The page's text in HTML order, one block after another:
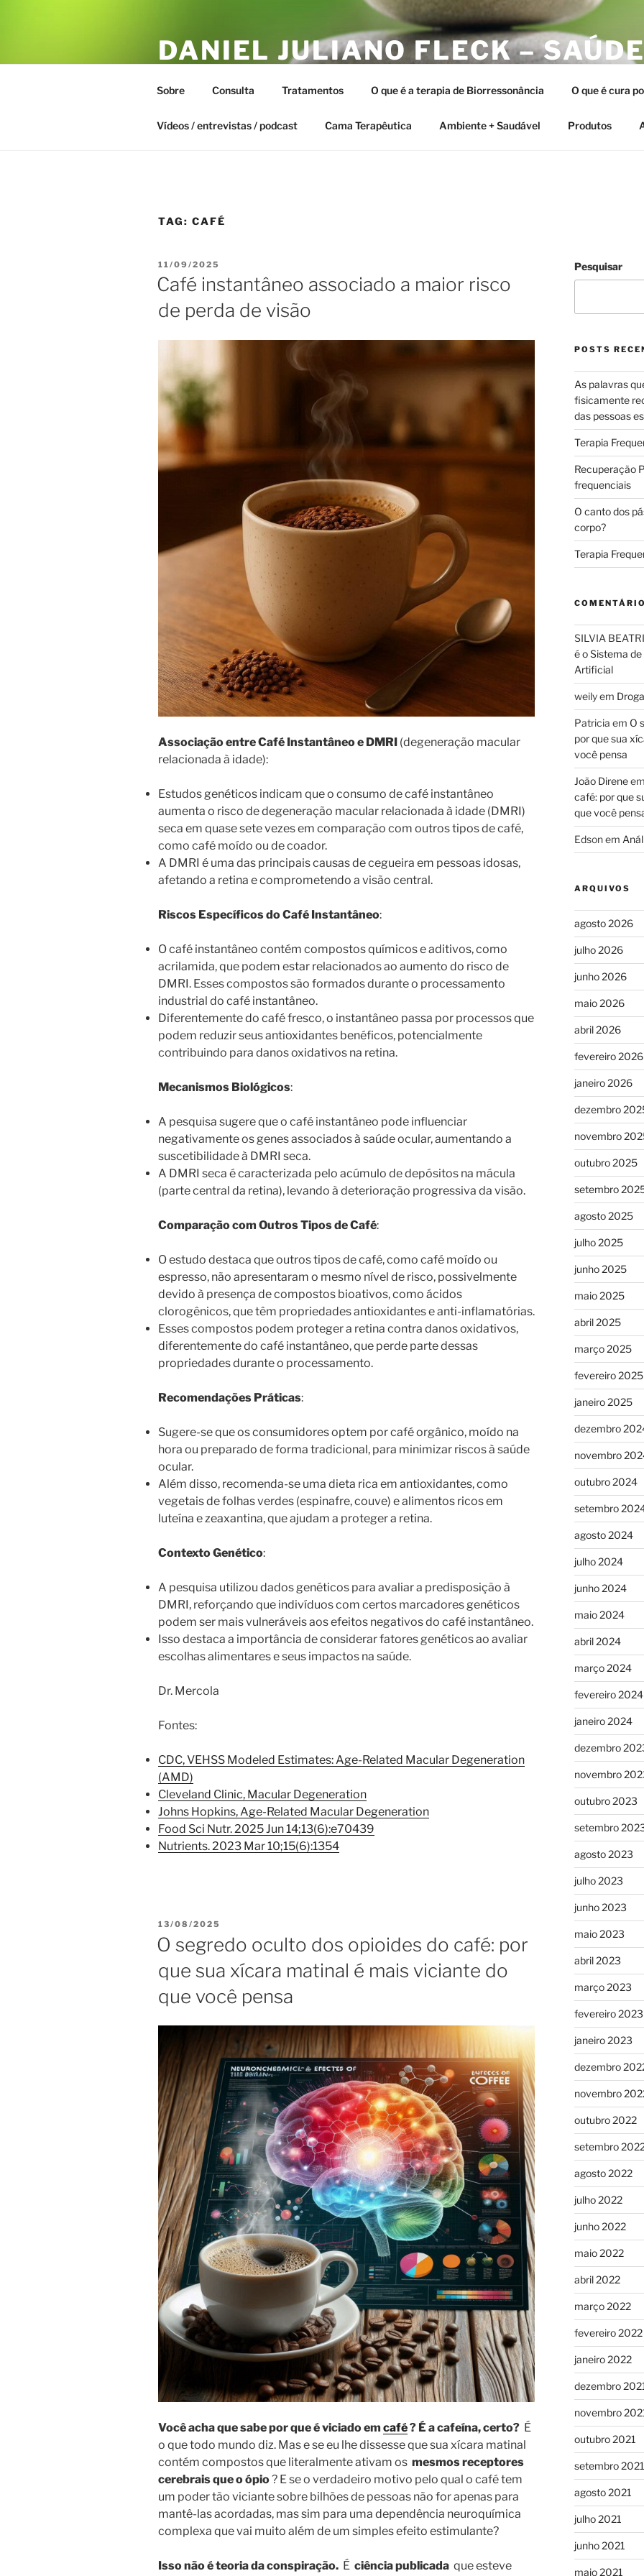
DANIEL JULIANO FLECK –
ESTAR – TERAPIAS
Sobre Consulta Tratamentos O que é a terapia de Biorressonância O que é cura
Vídeos / entrevistas / podcast Cama Terapêutica Ambiente + Saudável Produtos
TAG: CAFÉ
PUBLICADO
EM
11/09/2025
Café instantâneo associado a maior risco
de perda de visão
Associação entre Café Instantâneo e DMRI (degeneração macular
relacionada à idade):
Estudos genéticos indicam que o consumo de café instantâneo
aumenta o risco de degeneração macular relacionada à idade (DMRI)
seca em quase sete vezes em comparação com outros tipos de café,
como café moído ou de coador.
A DMRI é uma das principais causas de cegueira em pessoas idosas,
afetando a retina e comprometendo a visão central.
Riscos Específicos do Café Instantâneo:
O café instantâneo contém compostos químicos e aditivos, como
acrilamida, que podem estar relacionados ao aumento do risco de
DMRI. Esses compostos são formados durante o processamento
industrial do café instantâneo.
Diferentemente do café fresco, o instantâneo passa por processos que
podem reduzir seus antioxidantes benéficos, potencialmente
contribuindo para danos oxidativos na retina.
Mecanismos Biológicos:
A pesquisa sugere que o café instantâneo pode influenciar
negativamente os genes associados à saúde ocular, aumentando a
suscetibilidade à DMRI seca.
A DMRI seca é caracterizada pelo acúmulo de depósitos na mácula
(parte central da retina), levando à deterioração progressiva da visão.
Comparação com Outros Tipos de Café:
O estudo destaca que outros tipos de café, como café moído ou
espresso, não apresentaram o mesmo nível de risco, possivelmente
devido à presença de compostos bioativos, como ácidos
clorogênicos, que têm propriedades antioxidantes e anti-inflamatórias.
Esses compostos podem proteger a retina contra danos oxidativos,
diferentemente do café instantâneo, que perde parte dessas
propriedades durante o processamento.
Recomendações Práticas:
Sugere-se que os consumidores optem por café orgânico, moído na
hora ou preparado de forma tradicional, para minimizar riscos à saúde
ocular.
Além disso, recomenda-se uma dieta rica em antioxidantes, como
vegetais de folhas verdes (espinafre, couve) e alimentos ricos em
luteína e zeaxantina, que ajudam a proteger a retina.
Contexto Genético:
A pesquisa utilizou dados genéticos para avaliar a predisposição à
DMRI, reforçando que indivíduos com certos marcadores genéticos
podem ser mais vulneráveis aos efeitos negativos do café instantâneo.
Isso destaca a importância de considerar fatores genéticos ao avaliar
escolhas alimentares e seus impactos na saúde.
Dr. Mercola
Fontes:
CDC, VEHSS Modeled Estimates: Age-Related Macular Degeneration
(AMD)
Cleveland Clinic, Macular Degeneration
Johns Hopkins, Age-Related Macular Degeneration
Food Sci Nutr. 2025 Jun 14;13(6):e70439
Nutrients. 2023 Mar 10;15(6):1354
PUBLICADO
13/08/2025
O segredo oculto dos opioides do café: por
que sua xícara matinal é mais viciante do
que você pensa
Você acha que sabe por que é viciado em café? É a cafeína, certo? É
o que todo mundo diz. Mas e se eu lhe dissesse que sua xícara matinal
contém compostos que literalmente ativam os mesmos receptores
cerebrais que o ópio? E se o verdadeiro motivo pelo qual o café tem
um poder tão viciante sobre bilhões de pessoas não for apenas para
mantê-las acordadas, mas sim para uma dependência neuroquímica
complexa que vai muito além de um simples efeito estimulante?
Isso não é teoria da conspiração. É ciência publicada que esteve
Pesquisar
POSTS
As palavras
fisicamente
das pessoas
Terapia
Recuperação
frequenciais
O canto dos
corpo?
Terapia
SILVIA
é o Sistema
Artificial
weilyem
Patricia em O
por que sua
você pensa
João Direneem
café: por que
que você
Edsonem
ARQUIVOS
agosto 2026
julho 2026
junho 2026
maio 2026
abril 2026
fevereiro 2026
janeiro 2026
dezembro
novembro
outubro 2025
setembro
agosto 2025
julho 2025
junho 2025
maio 2025
abril 2025
março 2025
fevereiro 2025
janeiro 2025
dezembro
novembro
outubro 2024
setembro
agosto 2024
julho 2024
junho 2024
maio 2024
abril 2024
março 2024
fevereiro 2024
janeiro 2024
dezembro
novembro
outubro 2023
setembro
agosto 2023
julho 2023
junho 2023
maio 2023
abril 2023
março 2023
fevereiro 2023
janeiro 2023
dezembro
novembro
outubro 2022
setembro
agosto 2022
julho 2022
junho 2022
maio 2022
abril 2022
março 2022
fevereiro 2022
janeiro 2022
dezembro
novembro
outubro 2021
setembro 2021
agosto 2021
julho 2021
junho 2021
maio 2021